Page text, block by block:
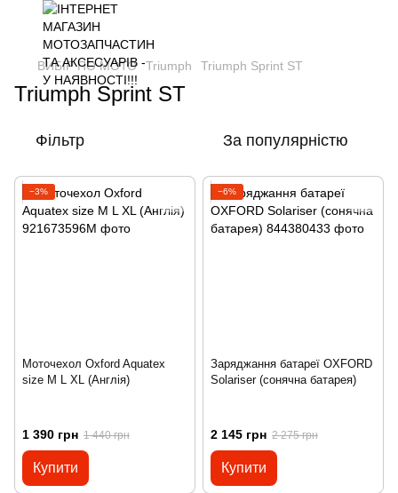
ВИБІР ПО МОТО Triumph Triumph Sprint ST
Triumph Sprint ST
Фільтр За популярністю
−3%
Моточехол Oxford Aquatex
size M L XL (Англія)
1 390 грн 1 440 грн
Купити
−6%
Заряджання батареї OXFORD
Solariser (сонячна батарея)
2 145 грн 2 275 грн
Купити